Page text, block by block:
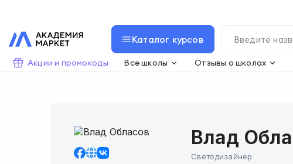
Каталог курсов
Акции и промокоды Все школы Отзывы о школах
Влад
Светодизайнер